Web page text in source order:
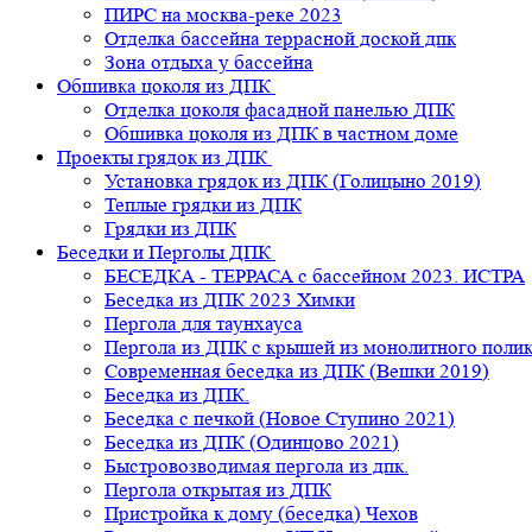
ПИРС на москва-реке 2023
Отделка бассейна террасной доской дпк
Зона отдыха у бассейна
Обшивка цоколя из ДПК
Отделка цоколя фасадной панелью ДПК
Обшивка цоколя из ДПК в частном доме
Проекты грядок из ДПК
Установка грядок из ДПК (Голицыно 2019)
Теплые грядки из ДПК
Грядки из ДПК
Беседки и Перголы ДПК
БЕСЕДКА - ТЕРРАСА с бассейном 2023. ИСТРА
Беседка из ДПК 2023 Химки
Пергола для таунхауса
Пергола из ДПК с крышей из монолитного
Современная беседка из ДПК (Вешки 2019)
Беседка из ДПК.
Беседка с печкой (Новое Ступино 2021)
Беседка из ДПК (Одинцово 2021)
Быстровозводимая пергола из дпк.
Пергола открытая из ДПК
Пристройка к дому (беседка) Чехов